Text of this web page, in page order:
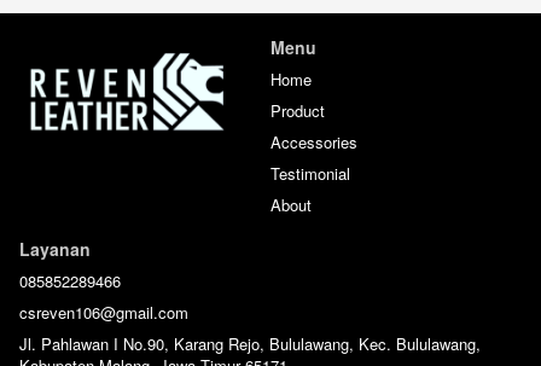
Menu
Home
Product
Accessories
Testimonial
About
Layanan
085852289466
csreven106@gmail.com
Jl. Pahlawan I No.90, Karang Rejo, Bululawang, Kec. Bululawang,